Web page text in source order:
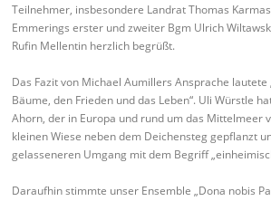
Teilnehmer, insbesondere Landrat Thomas
Emmerings erster und zweiter Bgm Ulrich
Rufin Mellentin herzlich begrüßt.
Das Fazit von Michael Aumillers Ansprache lautete
Bäume, den Frieden und das Leben“. Uli Würstle
Ahorn, der in Europa und rund um das Mittelmeer
kleinen Wiese neben dem Deichensteg gepflanzt
gelasseneren Umgang mit dem Begriff
Daraufhin stimmte unser Ensemble „Dona nobis